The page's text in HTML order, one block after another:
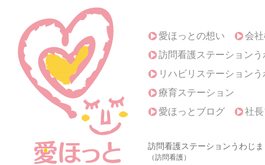
愛ほっとの想い
会
訪問看護ステーションう
リハビリステーション
療育ステーション
愛ほっとブログ
社
訪問看護ステーションうわじま
（訪問看護）